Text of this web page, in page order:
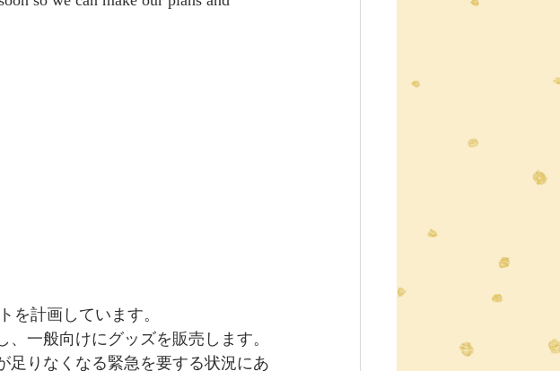
を計画しています。
一般向けにグッズを販売します。
足りなくなる緊急を要する状況にあ